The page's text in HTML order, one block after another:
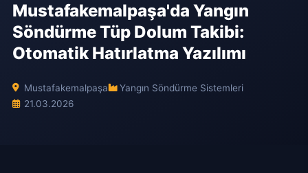
Mustafakemalpaşa'da Yangın
Söndürme Tüp Dolum Takibi:
Otomatik Hatırlatma Yazılımı
Mustafakemalpaşa
Yangın Söndürme Sistemleri
21.03.2026